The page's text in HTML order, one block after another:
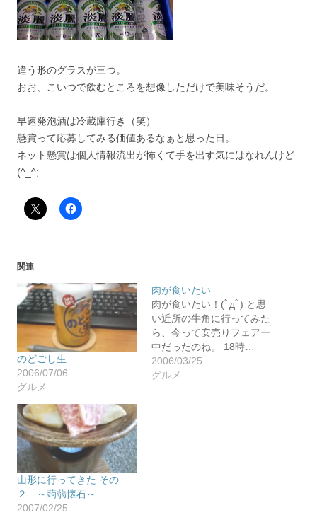
違う形のグラスが三つ。
おお、こいつで飲むところを想像しただけで美味そうだ。
早速発泡酒は冷蔵庫行き（笑）
懸賞って応募してみる価値あるなぁと思った日。
ネット懸賞は個人情報流出が怖くて手を出す気にはなれんけど
(^_^;
関連
のどごし生
2006/07/06
グルメ
肉が食いたい
肉が食いたい！(ﾟдﾟ) と思
い近所の牛角に行ってみた
ら、今って安売りフェアー
中だったのね。 18時…
2006/03/25
グルメ
山形に行ってきた その
２ ～蒟蒻懐石～
2007/02/25